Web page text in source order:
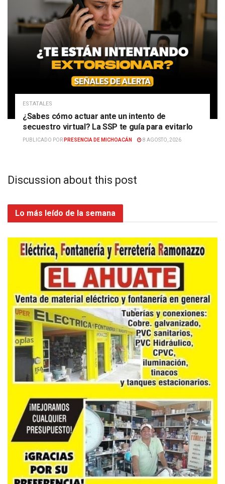
ESTATALES
¿Sabes cómo actuar ante un intento de
secuestro virtual? La SSP te guía para evitarlo
PUBLICADO POR PRESENCIA DE MICHOACÁN 8 AGOSTO, 2026
Discussion about this post
Lo más leído de la semana